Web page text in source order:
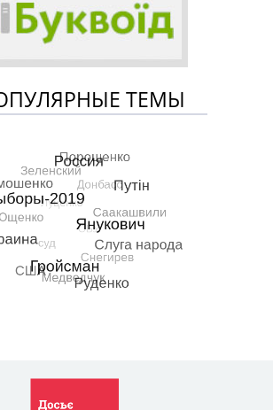
ТЕМЫ